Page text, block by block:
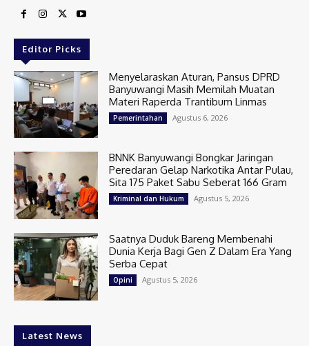
Editor Picks
Menyelaraskan Aturan, Pansus DPRD
Banyuwangi Masih Memilah Muatan
Materi Raperda Trantibum Linmas
Pemerintahan Agustus 6, 2026
BNNK Banyuwangi Bongkar Jaringan
Peredaran Gelap Narkotika Antar Pulau,
Sita 175 Paket Sabu Seberat 166 Gram
Kriminal dan Hukum Agustus 5, 2026
Saatnya Duduk Bareng Membenahi
Dunia Kerja Bagi Gen Z Dalam Era Yang
Serba Cepat
Opini Agustus 5, 2026
Latest News